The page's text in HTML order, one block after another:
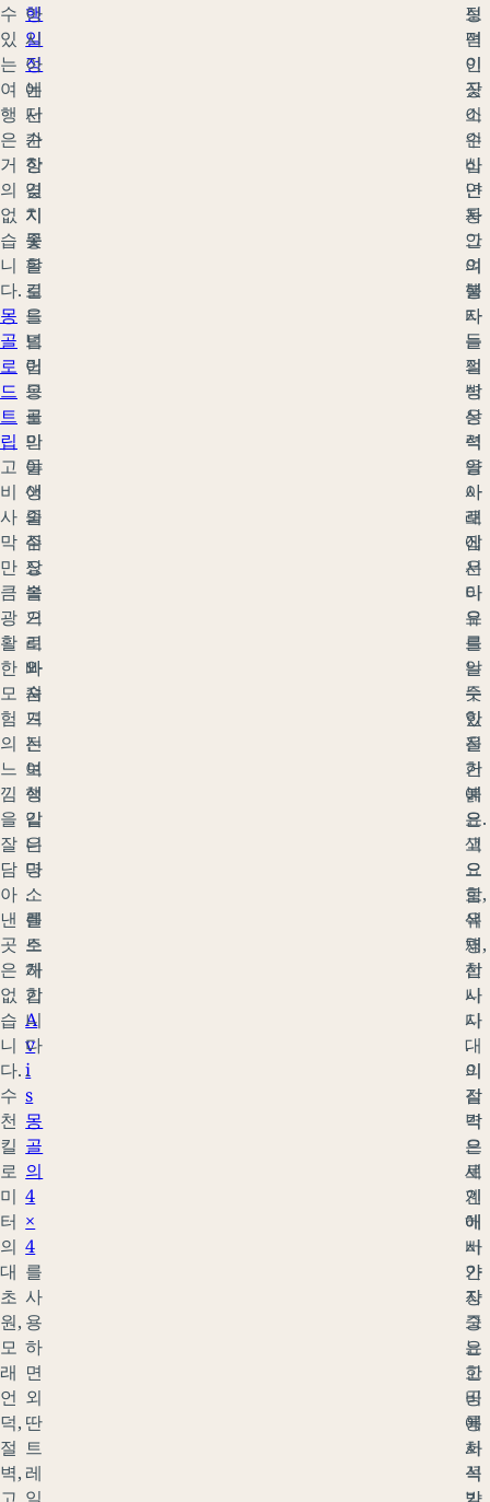
수
있
는
여
행
은
거
의
없
습
니
다.
몽
골
로
드
트
립
고
비
사
막
만
큼
광
활
한
모
험
의
느
낌
을
잘
담
아
낸
곳
은
없
습
니
다.
수
천
킬
로
미
터
의
대
초
원,
모
래
언
덕,
절
벽,
행
일
정
는
단
순
한
경
치
좋
은
길
을
넘
어
몽
골
의
야
생
의
심
장
속
으
로
빠
져
드
는
여
행
입
니
다
.
렌
트
하
기
A
v
i
s
몽
골
의
4
×
4
를
사
용
하
면
외
딴
트
레
아
시
아
에
서
가
장
잊
지
못
할
로
드
트
립
으
로
만
들
어
줄
주
요
볼
거
리
와
숨
겨
진
보
석
같
은
명
소
를
소
개
합
니
다
.
징
적
인
장
소
인
바
얀
자
그
의
불
타
는
절
벽
은
석
양
아
래
에
서
타
오
르
는
듯
한
진
한
붉
은
색
으
로
유
명
합
니
다
.
이
절
벽
은
세
계
에
서
가
장
중
요
한
공
룡
화
석
보
면
이
곳
이
수
십
년
동
안
여
행
자
들
의
상
상
력
을
사
로
잡
은
이
유
를
알
수
있
을
거
예
요.
고
요
함,
색
채,
선
사
시
대
의
감
각
으
로
인
해
바
얀
자
그
는
고
비
에
서
꼭